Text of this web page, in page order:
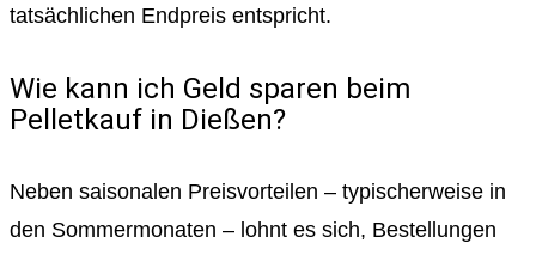
tatsächlichen Endpreis entspricht.
Wie kann ich Geld sparen beim
Pelletkauf in Dießen?
Neben saisonalen Preisvorteilen – typischerweise in
den Sommermonaten – lohnt es sich, Bestellungen